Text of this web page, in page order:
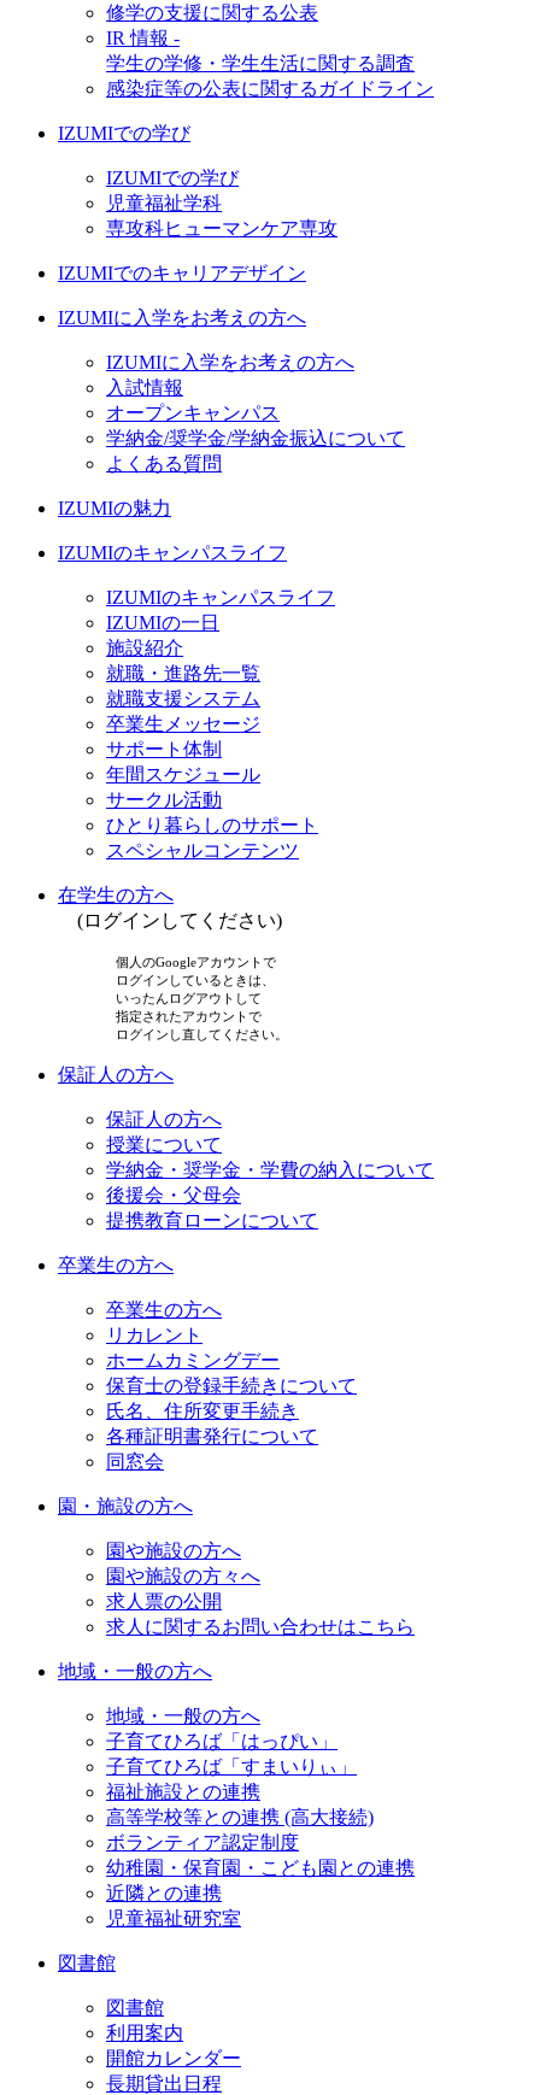
修学の支援に関する公表
IR 情報 -
学生の学修・学生生活に関する調査
感染症等の公表に関するガイドライン
IZUMIでの学び
IZUMIでの学び
児童福祉学科
専攻科ヒューマンケア専攻
IZUMIでのキャリアデザイン
IZUMIに入学をお考えの方へ
IZUMIに入学をお考えの方へ
入試情報
オープンキャンパス
学納金/奨学金/学納金振込について
よくある質問
IZUMIの魅力
IZUMIのキャンパスライフ
IZUMIのキャンパスライフ
IZUMIの一日
施設紹介
就職・進路先一覧
就職支援システム
卒業生メッセージ
サポート体制
年間スケジュール
サークル活動
ひとり暮らしのサポート
スペシャルコンテンツ
在学生の方へ
(ログインしてください)
個人のGoogleアカウントで
ログインしているときは、
いったんログアウトして
指定されたアカウントで
ログインし直してください。
保証人の方へ
保証人の方へ
授業について
学納金・奨学金・学費の納入について
後援会・父母会
提携教育ローンについて
卒業生の方へ
卒業生の方へ
リカレント
ホームカミングデー
保育士の登録手続きについて
氏名、住所変更手続き
各種証明書発行について
同窓会
園・施設の方へ
園や施設の方へ
園や施設の方々へ
求人票の公開
求人に関するお問い合わせはこちら
地域・一般の方へ
地域・一般の方へ
子育てひろば「はっぴい」
子育てひろば「すまいりぃ」
福祉施設との連携
高等学校等との連携 (高大接続)
ボランティア認定制度
幼稚園・保育園・こども園との連携
近隣との連携
児童福祉研究室
図書館
図書館
利用案内
開館カレンダー
長期貸出日程